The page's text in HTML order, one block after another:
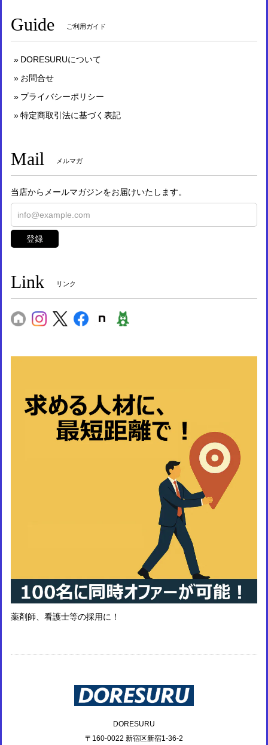
Guide ご利用ガイド
DORESURUについて
お問合せ
プライバシーポリシー
特定商取引法に基づく表記
Mail メルマガ
当店からメールマガジンをお届けいたします。
登録
Link リンク
薬剤師、看護士等の採用に！
DORESURU
〒160-0022 新宿区新宿1-36-2